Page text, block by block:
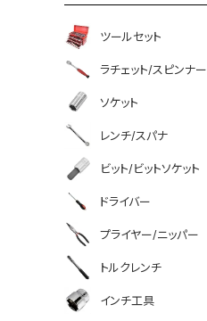
ツールセット
ラチェット/スピンナー
ソケット
レンチ/スパナ
ビット/ビットソケット
ドライバー
プライヤー/ニッパー
トルクレンチ
インチ工具